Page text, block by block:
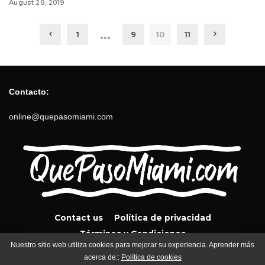
August 28, 2019
1 … 9 10 11
Contacto:
online@quepasomiami.com
Contact us
Política de privacidad
Términos y Condiciones
Nuestro sitio web utiliza cookies para mejorar su experiencia. Aprender más
acerca de:: Política de cookies